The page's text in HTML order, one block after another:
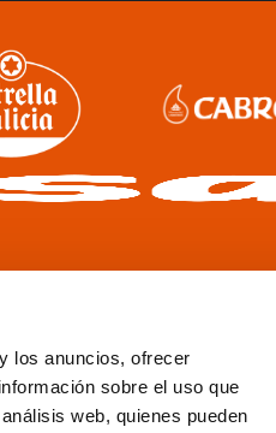
los anuncios, ofrecer
sobre el uso que
web, quienes pueden